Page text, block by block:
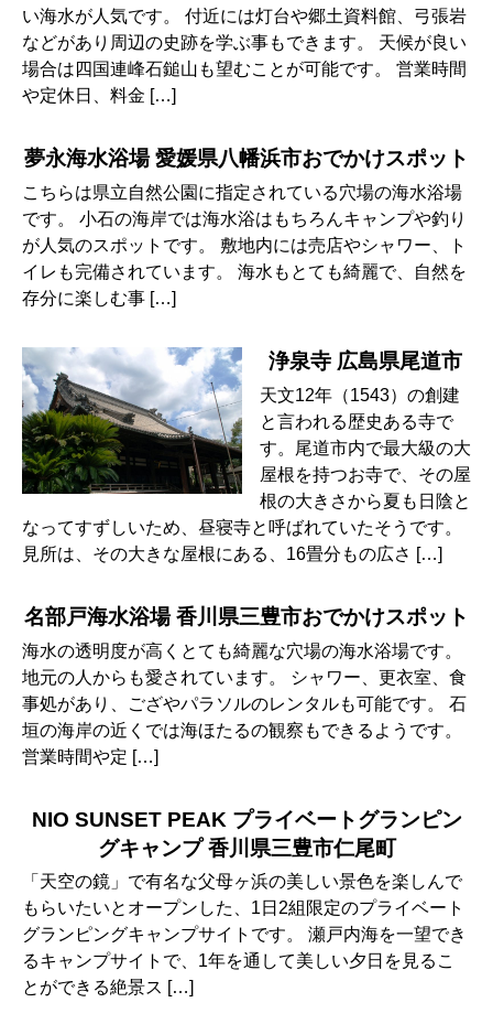
い海水が人気です。 付近には灯台や郷土資料館、弓張岩
などがあり周辺の史跡を学ぶ事もできます。 天候が良い
場合は四国連峰石鎚山も望むことが可能です。 営業時間
や定休日、料金 […]
夢永海水浴場 愛媛県八幡浜市おでかけスポット
こちらは県立自然公園に指定されている穴場の海水浴場
です。 小石の海岸では海水浴はもちろんキャンプや釣り
が人気のスポットです。 敷地内には売店やシャワー、ト
イレも完備されています。 海水もとても綺麗で、自然を
存分に楽しむ事 […]
浄泉寺 広島県尾道市
天文12年（1543）の創建
と言われる歴史ある寺で
す。尾道市内で最大級の大
屋根を持つお寺で、その屋
根の大きさから夏も日陰と
なってすずしいため、昼寝寺と呼ばれていたそうです。
見所は、その大きな屋根にある、16畳分もの広さ […]
名部戸海水浴場 香川県三豊市おでかけスポット
海水の透明度が高くとても綺麗な穴場の海水浴場です。
地元の人からも愛されています。 シャワー、更衣室、食
事処があり、ござやパラソルのレンタルも可能です。 石
垣の海岸の近くでは海ほたるの観察もできるようです。
営業時間や定 […]
NIO SUNSET PEAK プライベートグランピン
グキャンプ 香川県三豊市仁尾町
「天空の鏡」で有名な父母ヶ浜の美しい景色を楽しんで
もらいたいとオープンした、1日2組限定のプライベート
グランピングキャンプサイトです。 瀬戸内海を一望でき
るキャンプサイトで、1年を通して美しい夕日を見るこ
とができる絶景ス […]